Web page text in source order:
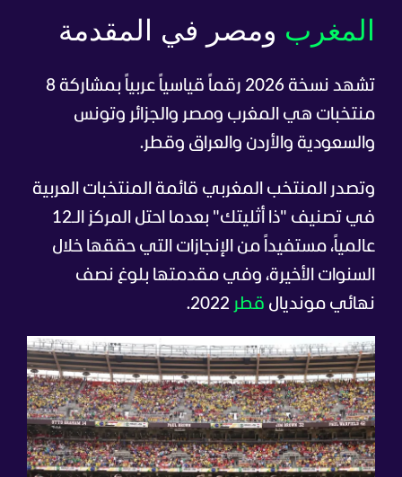
المغرب ومصر في المقدمة
تشهد نسخة 2026 رقماً قياسياً عربياً بمشاركة 8
منتخبات هي المغرب ومصر والجزائر وتونس
والسعودية والأردن والعراق وقطر.
وتصدر المنتخب المغربي قائمة المنتخبات العربية
في تصنيف "ذا أثليتك" بعدما احتل المركز الـ12
عالمياً، مستفيداً من الإنجازات التي حققها خلال
السنوات الأخيرة، وفي مقدمتها بلوغ نصف
نهائي مونديال قطر